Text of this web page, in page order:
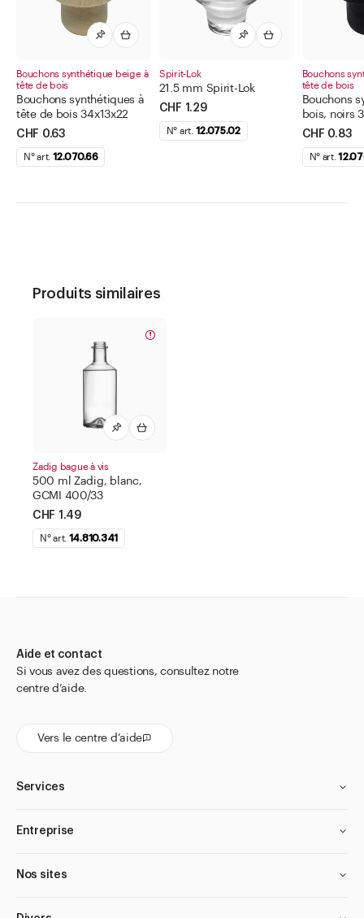
Bouchons synthétique beige à
tête de bois
Bouchons synthétiques à
tête de bois 34x13x22
CHF 0.63
N° art. 12.070.66
Spirit-Lok
21.5 mm Spirit-Lok
CHF 1.29
N° art. 12.075.02
Bouchons
tête de bois
Bouchons
bois, noirs
CHF 0.83
N° art.
Produits similaires
Zadig bague à vis
500 ml Zadig, blanc,
GCMI 400/33
CHF 1.49
N° art. 14.810.341
Aide et contact
Si vous avez des questions, consultez notre
centre d’aide.
Vers le centre d’aide
Services
Entreprise
Nos sites